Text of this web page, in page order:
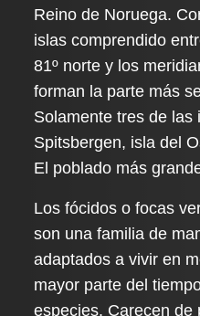
Reino de Noruega.
islas comprendido
81º norte y los
forman la parte más
Solamente tres de las
Spitsbergen, isla del
El poblado más
Los fócidos o focas
son una familia de
adaptados a vivir en
mayor parte del
especies. Carecen de